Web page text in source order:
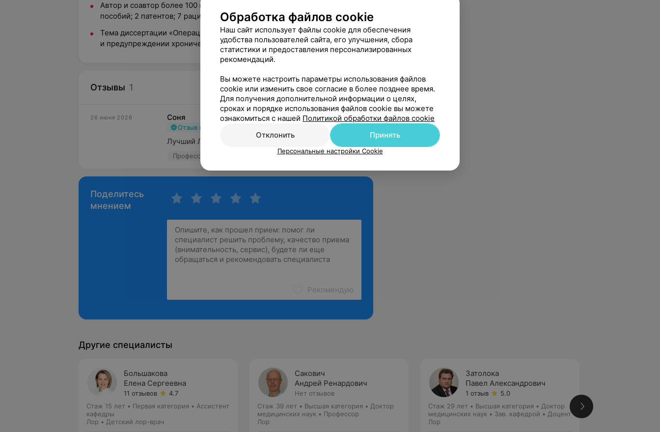
Автор и соавтор более 100 научных работ, 2 монографий; 6 учебных
пособий; 2 патентов; 7 рационализаторских предложений.
Тема диссертации «Операционно-дилятационный метод при лечении
и предупреждении хронических стенозов гортани».
Отзывы 1 5.0 Профессор, пр. Дзержинского, 93
26 июня 2026 Соня
Отзыв подтвержден
Лучший ЛОР Беларуси!!!
Профессор, пр. Дзержинского, 93
Поделитесь
мнением
Рекомендую
Другие специалисты
Большакова
Елена Сергеевна
11 отзывов
4.7
Стаж 15 лет • Первая категория • Ассистент
кафедры
Лор • Детский лор-врач
Сакович
Андрей Ренардович
Нет отзывов
Стаж 39 лет • Высшая категория • Доктор
медицинских наук • Профессор
Лор
Затолока
Павел Александрович
1 отзыв
5.0
Стаж 29 лет • Высшая категория • Доктор
медицинских наук • Зав. кафедрой • Доцент
Лор
Обработка файлов cookie
Наш сайт использует файлы cookie для обеспечения
удобства пользователей сайта, его улучшения, сбора
статистики и предоставления персонализированных
рекомендаций.
Вы можете настроить параметры использования файлов
cookie или изменить свое согласие в более позднее время.
Для получения дополнительной информации о целях,
сроках и порядке использования файлов cookie вы можете
ознакомиться с нашей Политикой обработки файлов cookie
Отклонить
Принять
Персональные настройки Cookie